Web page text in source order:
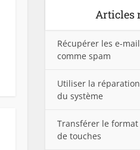
Articles
Récupérer les e-
comme spam
Utiliser la
du système
Transférer le
de touches